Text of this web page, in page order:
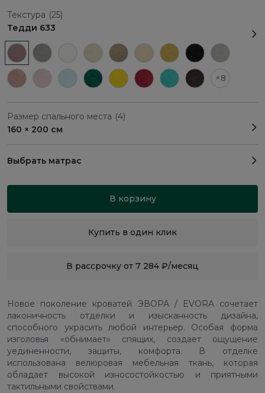
Текстура (25)
Тедди 633
+8
Размер спального места (4)
160 × 200 см
Выбрать матрас
В корзину
Купить в один клик
В рассрочку от 7 284 ₽/месяц
Новое поколение кроватей ЭВОРА / EVORA сочетает
лаконичность отделки и изысканность дизайна,
способного украсить любой интерьер. Особая форма
изголовья «обнимает» спящих, создает ощущение
уединенности, защиты, комфорта. В отделке
использована велюровая мебельная ткань, которая
обладает высокой износостойкостью и приятными
тактильными свойствами.